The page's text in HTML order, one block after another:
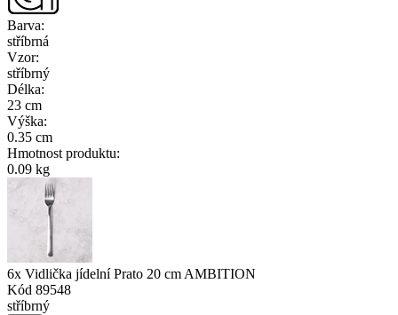
Barva:
stříbrná
Vzor:
stříbrný
Délka:
23 cm
Výška:
0.35 cm
Hmotnost produktu:
0.09 kg
6x Vidlička jídelní Prato 20 cm AMBITION
Kód 89548
stříbrný